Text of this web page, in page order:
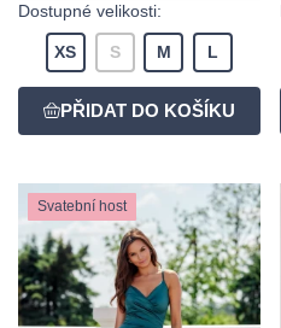
Dostupné velikosti:
XS S M L
Svatební host